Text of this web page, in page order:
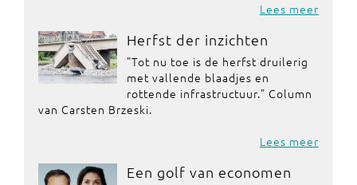
Lees meer
Herfst der inzichten
"Tot nu toe is de herfst druilerig
met vallende blaadjes en
rottende infrastructuur." Column
van Carsten Brzeski.
Lees meer
Een golf van economen